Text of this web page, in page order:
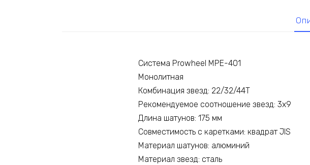
Система Prowheel MPE-401
Монолитная
Комбинация звезд: 22/32/44Т
Рекомендуемое соотношение звезд: 3х9
Длина шатунов: 175 мм
Совместимость с каретками: квадрат JIS
Материал шатунов: алюминий
Материал звезд: сталь